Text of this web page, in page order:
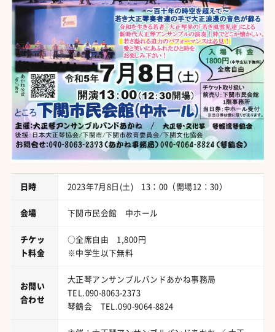
日時 2023年7月8日(土) 13：00（開場12：30）
会場 下関市民会館 中ホール
チケッ
ト料金
○全席自由 1,800円
※中学生以下無料
お問い
合わせ
大正琴アンサンブルバンドあかね事務局
TEL.090-8063-2373
琴鶴会 TEL.090-9064-8824